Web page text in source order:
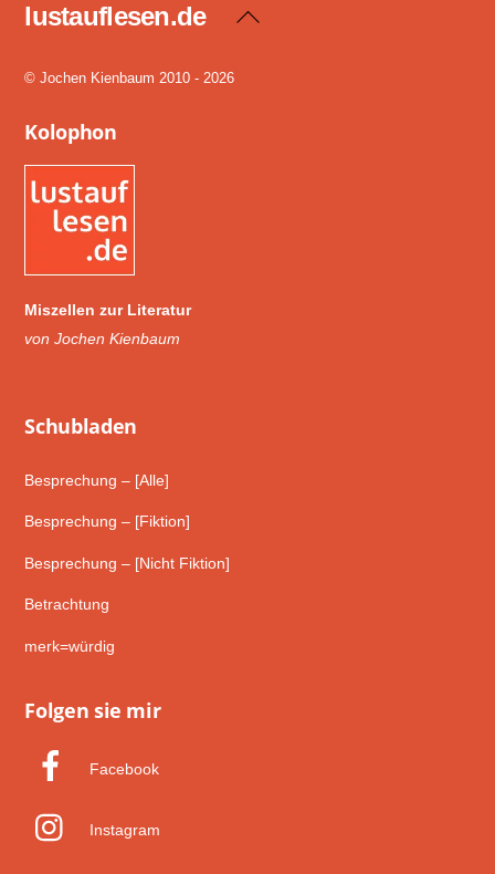
Back
lustauflesen.de
© Jochen Kienbaum 2010 - 2026
Kolophon
Miszellen zur Literatur
von Jochen Kienbaum
Schub­laden
Besprechung – [Alle]
Besprechung – [Fiktion]
Besprechung – [Nicht Fiktion]
Betrachtung
merk=würdig
Folgen sie mir
Facebook
Instagram